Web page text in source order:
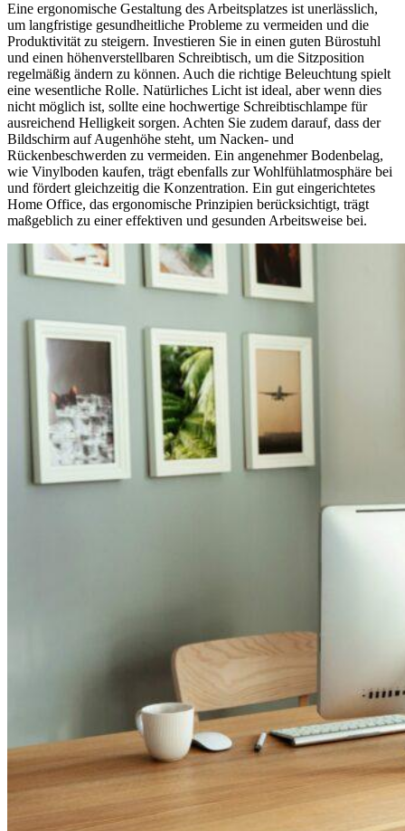
Eine ergonomische Gestaltung des Arbeitsplatzes ist unerlässlich,
um langfristige gesundheitliche Probleme zu vermeiden und die
Produktivität zu steigern. Investieren Sie in einen guten Bürostuhl
und einen höhenverstellbaren Schreibtisch, um die Sitzposition
regelmäßig ändern zu können. Auch die richtige Beleuchtung spielt
eine wesentliche Rolle. Natürliches Licht ist ideal, aber wenn dies
nicht möglich ist, sollte eine hochwertige Schreibtischlampe für
ausreichend Helligkeit sorgen. Achten Sie zudem darauf, dass der
Bildschirm auf Augenhöhe steht, um Nacken- und
Rückenbeschwerden zu vermeiden. Ein angenehmer Bodenbelag,
wie Vinylboden kaufen, trägt ebenfalls zur Wohlfühlatmosphäre bei
und fördert gleichzeitig die Konzentration. Ein gut eingerichtetes
Home Office, das ergonomische Prinzipien berücksichtigt, trägt
maßgeblich zu einer effektiven und gesunden Arbeitsweise bei.